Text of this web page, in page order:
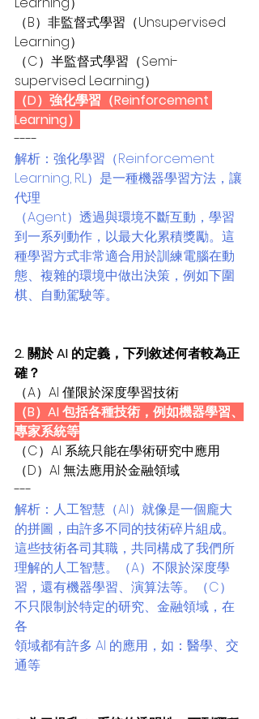
（B）非監督式學習（Unsupervised
Learning）
（C）半監督式學習（Semi-
supervised Learning）
（D）強化學習（Reinforcement
Learning）
----
解析：強化學習（Reinforcement
Learning, RL）是一種機器學習方法，讓
代理
（Agent）透過與環境不斷互動，學習
到一系列動作，以最大化累積獎勵。這
種學習方式非常適合用於訓練電腦在動
態、複雜的環境中做出決策，例如下圍
棋、自動駕駛等。
2. 關於 AI 的定義，下列敘述何者較為正
確？
（A）AI 僅限於深度學習技術
（B）AI 包括各種技術，例如機器學習、
專家系統等
（C）AI 系統只能在學術研究中應用
（D）AI 無法應用於金融領域
---
解析：人工智慧（AI）就像是一個龐大
的拼圖，由許多不同的技術碎片組成。
這些技術各司其職，共同構成了我們所
理解的人工智慧。（A）不限於深度學
習，還有機器學習、演算法等。（C）
不只限制於特定的研究、金融領域，在
各
領域都有許多 AI 的應用，如：醫學、交
通等